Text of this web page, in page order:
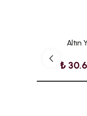
Altın
₺